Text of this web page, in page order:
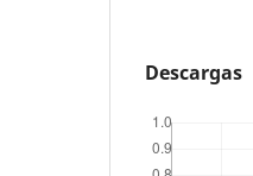
Descargas